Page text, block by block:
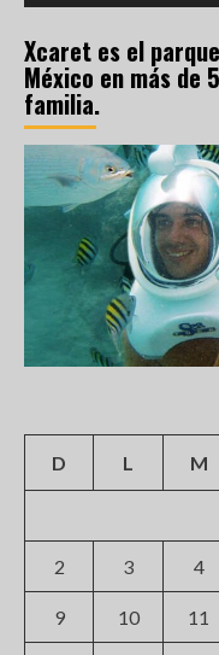
Xcaret es el
México en más
familia.
D L M
2 3 4
9 10 11